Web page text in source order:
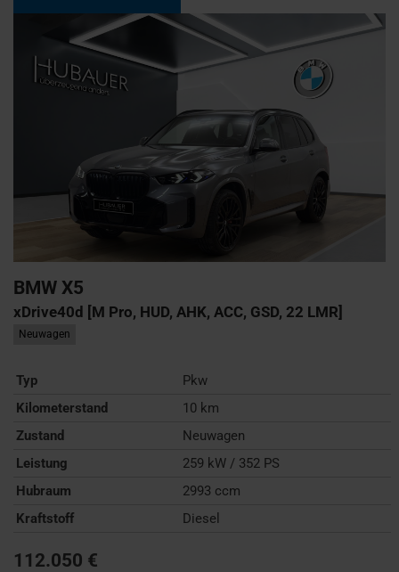
BMW X5
xDrive40d [M Pro, HUD, AHK, ACC, GSD, 22 LMR]
Neuwagen
Typ
Pkw
Kilometerstand
10 km
Zustand
Neuwagen
Leistung
259 kW / 352 PS
Hubraum
2993 ccm
Kraftstoff
Diesel
112.050 €